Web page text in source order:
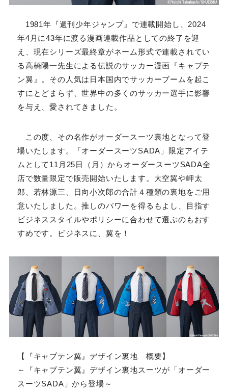
1981年『週刊少年ジャンプ』で連載開始し、2024
年4月に43年に渡る漫画連載作品としての終了を迎
え、現在シリーズ最終章がネーム形式で連載されてい
る高橋陽一先生による伝説のサッカー漫画『キャプテ
ン翼』。その人気は日本国内でサッカーブームを起こ
すにとどまらず、世界中の多くのサッカー選手に影響
を与え、愛されてきました。
この度、その名作がオーダースーツ裏地となって登
場いたします。「オーダースーツSADA」限定アイテ
ムとして11月25日（月）からオーダースーツSADA全
店で数量限定で販売開始いたします。大空翼や岬太
郎、若林源三、日向小次郎の合計４種類の裏地をご用
意いたしました。推しのパワーを得るもよし、目指す
ビジネススタイルやポリシーに合わせて選ぶのもおす
すめです。ビジネスに、翼を！
【『キャプテン翼』デザイン裏地 概要】
～『キャプテン翼』デザイン裏地スーツが「オーダー
スーツSADA」から登場～